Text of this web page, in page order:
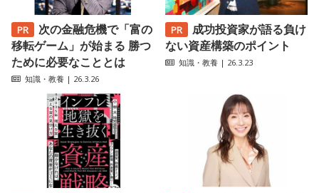
次の金融危機で「富の
移転ゲーム」が始まる 勝つ
ために必要なこととは
知識・教養 | 26.3.26
成功投資家が語る負け
ない資産構築のポイント
知識・教養 | 26.3.23